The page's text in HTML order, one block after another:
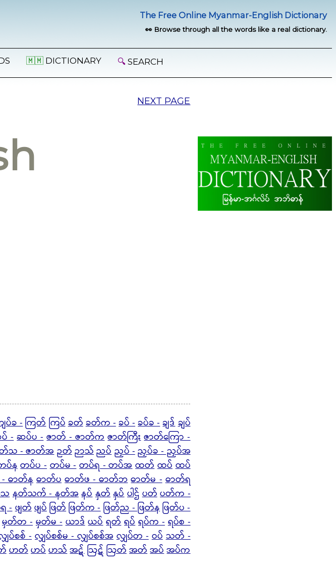
The Free Online Myanmar-English Dictionary
👀 Browse through all the words like a real dictionary.
🇲🇲 DICTIONARY 🔍 SEARCH
NEXT PAGE
ပ်ခ -ကြတ်ကြပ်ခတ်ခတ်က -ခပ် -ခပ်ခ -ချဒ်ချပ်
- ဆပ်ပ - ဇာတ် - ဇာတ်က ဇာတ်ကြီး ဇာတ်ကြော -
သ - ဇာတ်အဉတ်ဉာသ်ညပ် ညှပ် -ညှပ်ခ - ညှပ်အ
ပ်န တပ်ပ - တပ်မ - တပ်ရ - တပ်အ ထတ် ထပ် ထပ်
ဓာတ်န ဓာတ်ပ ဓာတ်ဖ - ဓာတ်ဘ ဓာတ်မ - ဓာတ်ရ
နတ်သက် - နတ်အနပ် နှတ်နှပ်ပါဌ်ပတ်ပတ်က -
-ဖျတ်ဖျပ်ဖြတ်ဖြတ်က -ဖြတ်ည - ဖြတ်နဖြတ်ပ -
မှတ်တ - မှတ်မ - ယာဒ် ယပ် ရတ် ရပ် ရပ်က - ရပ်စ -
ျှပ်စစ် - လျှပ်စစ်မ - လျှပ်စစ်အ လျှပ်တ - ဝပ် သတ် -
ဟတ်ဟပ်ဟသ်အဋ်ဩဋ်ဩတ်အတ်အပ်အပ်က